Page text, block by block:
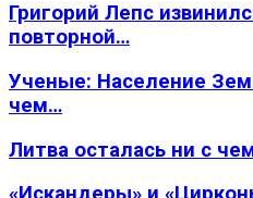
Григорий Лепс
повторной…
Ученые: Население
чем…
Литва осталась ни с